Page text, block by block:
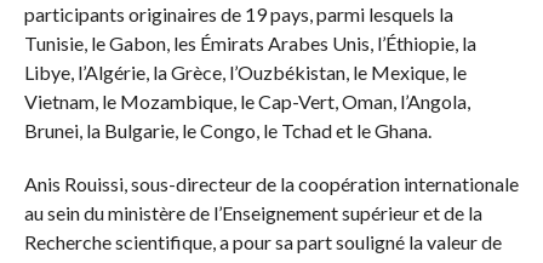
participants originaires de 19 pays, parmi lesquels la
Tunisie, le Gabon, les Émirats Arabes Unis, l’Éthiopie, la
Libye, l’Algérie, la Grèce, l’Ouzbékistan, le Mexique, le
Vietnam, le Mozambique, le Cap-Vert, Oman, l’Angola,
Brunei, la Bulgarie, le Congo, le Tchad et le Ghana.
Anis Rouissi, sous-directeur de la coopération internationale
au sein du ministère de l’Enseignement supérieur et de la
Recherche scientifique, a pour sa part souligné la valeur de